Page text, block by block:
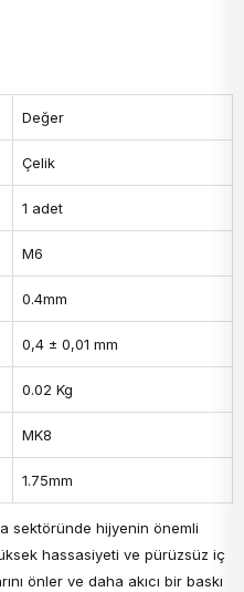
Değer
Çelik
1 adet
M6
0.4mm
0,4 ± 0,01 mm
0.02 Kg
MK8
1.75mm
sektöründe hijyenin önemli
hassasiyeti ve pürüzsüz iç
önler ve daha akıcı bir baskı